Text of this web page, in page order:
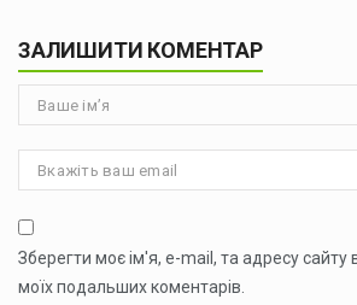
ЗАЛИШИТИ КОМЕНТАР
Зберегти моє ім'я, e-mail, та адресу сайту
моїх подальших коментарів.